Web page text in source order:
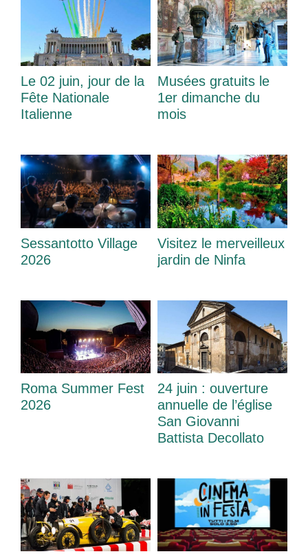
Le 02 juin, jour de la
Fête Nationale
Italienne
Musées gratuits le
1er dimanche du
mois
Sessantotto Village
2026
Visitez le merveilleux
jardin de Ninfa
Roma Summer Fest
2026
24 juin : ouverture
annuelle de l’église
San Giovanni
Battista Decollato